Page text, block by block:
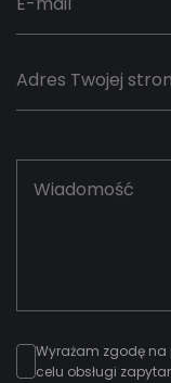
Wyrażam zgodę
celu obsługi